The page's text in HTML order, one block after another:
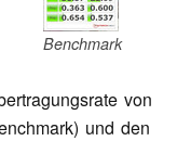
Benchmark
von
und den